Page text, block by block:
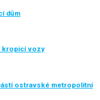
dům
kropicí vozy
ostravské metropolitní